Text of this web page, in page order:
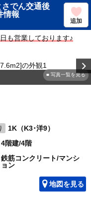
でん交通後
情報
追加
も営業しております♪
■ 写真一覧を見る
1K（K3･洋9）
4階建/4階
鉄筋コンクリート/マンシ
ョン
地図を見る